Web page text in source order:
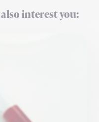
interest you: